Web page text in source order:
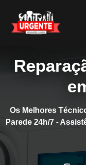
Os Melhores
Parede 24h/7 -